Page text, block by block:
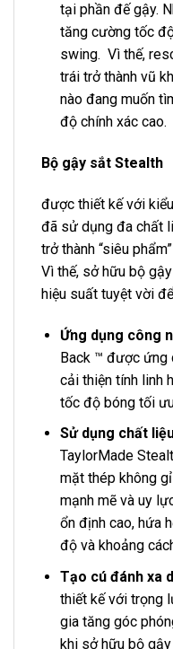
tại phần đế gậy.
tăng cường tốc
swing. Vì thế,
trái trở thành vũ
nào đang muốn
độ chính xác cao.
Bộ gậy sắt Stealth
được thiết kế với
đã sử dụng đa chất
trở thành “siêu
Vì thế, sở hữu bộ
hiệu suất tuyệt vời
Ứng dụng công
Back ™ được ứng
cải thiện tính linh
tốc độ bóng tối
Sử dụng chất
TaylorMade
mặt thép không
mạnh mẽ và uy
ổn định cao, hứa
độ và khoảng
Tạo cú đánh xa
thiết kế với trọng
gia tăng góc
khi sở hữu bộ